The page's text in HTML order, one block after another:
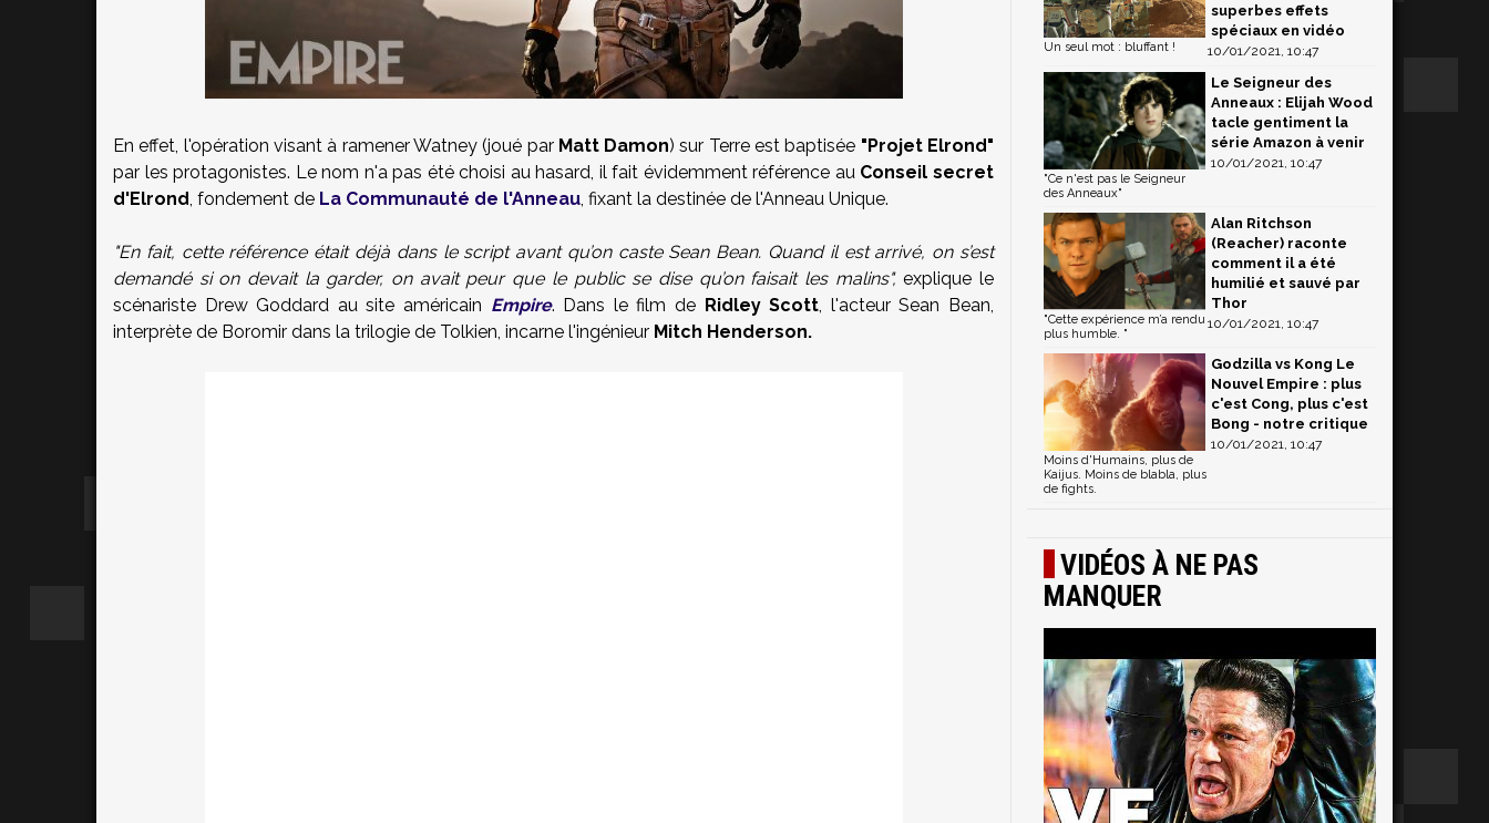
En effet, l'opération visant à ramener Watney (joué par Matt Damon) sur Terre est baptisée "Projet Elrond"
par les protagonistes. Le nom n'a pas été choisi au hasard, il fait évidemment référence auConseil secret
d'Elrond, fondement de La Communauté de l'Anneau, fixant la destinée de l'Anneau Unique.
"En fait, cette référence était déjà dans le script avant qu’on caste Sean Bean. Quand il est arrivé, on s’est
demandé si on devait la garder, on avait peur que le public se dise qu’on faisait les malins",explique le
scénariste Drew Goddard au site américain Empire. Dans le film de Ridley Scott, l'acteur Sean Bean,
interprète de Boromir dans la trilogie de Tolkien, incarne l'ingénieur Mitch Henderson.
superbes effets
spéciaux en vidéo
10/01/2021, 10:47
Un seul mot : bluffant !
Le Seigneur des
Anneaux : Elijah Wood
tacle gentiment la
série Amazon à venir
10/01/2021, 10:47
"Ce n'est pas le Seigneur
des Anneaux"
Alan Ritchson
(Reacher) raconte
comment il a été
humilié et sauvé par
Thor
10/01/2021, 10:47
"Cette expérience m’a rendu
plus humble. "
Godzilla vs Kong Le
Nouvel Empire : plus
c'est Cong, plus c'est
Bong - notre critique
10/01/2021, 10:47
Moins d'Humains, plus de
Kaijus. Moins de blabla, plus
de fights.
VIDÉOS À NE PAS
MANQUER